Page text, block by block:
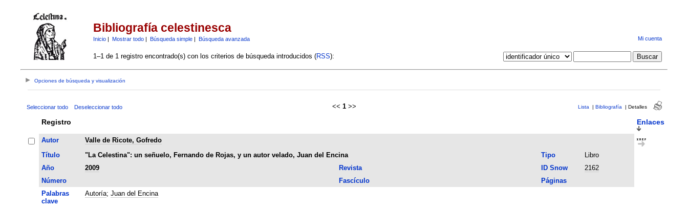
Bibliografía celestinesca
Inicio| Mostrar todo| Búsqueda simple| Búsqueda avanzada Mi cuenta
1–1 de 1 registro encontrado(s) con los criterios de búsqueda introducidos (RSS):
Opciones de búsqueda y visualización
Seleccionar todo Deseleccionar todo << 1 >> Lista | Bibliografía | Detalles
Registro Enlaces
Autor
Valle de Ricote, Gofredo
Título
"La Celestina": un señuelo, Fernando de Rojas, y un autor velado, Juan del Encina Tipo
Libro
Año
2009 Revista ID Snow
2162
Número
Fascículo
Páginas
Palabras
clave
Autoría; Juan del Encina